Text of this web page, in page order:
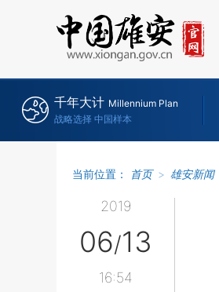
千年大计 Millennium Plan
战略选择 中国样本
当前位置： 首页 > 雄安新闻
2019
06/13
16:54